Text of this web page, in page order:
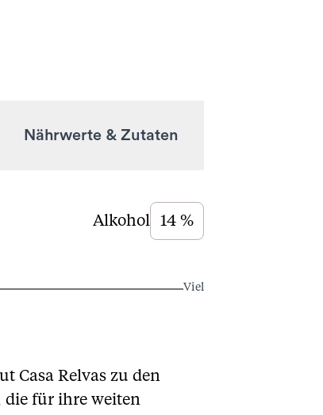
Nährwerte & Zutaten
Alkohol
14 %
Viel
Casa Relvas zu den
die für ihre weiten